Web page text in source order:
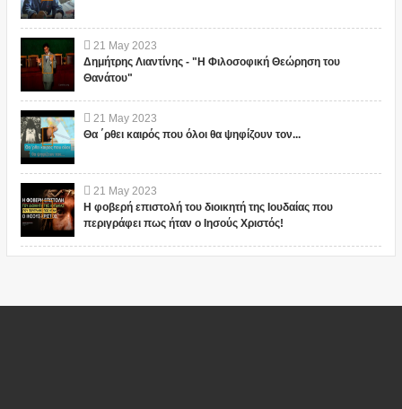
21 May 2023
Δημήτρης Λιαντίνης - "Η Φιλοσοφική Θεώρηση του
Θανάτου"
21 May 2023
Θα ΄ρθει καιρός που όλοι θα ψηφίζουν τον...
21 May 2023
Η φοβερή επιστολή του διοικητή της Ιουδαίας που
περιγράφει πως ήταν ο Ιησούς Χριστός!